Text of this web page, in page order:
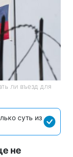
ли въезд для
суть из
не